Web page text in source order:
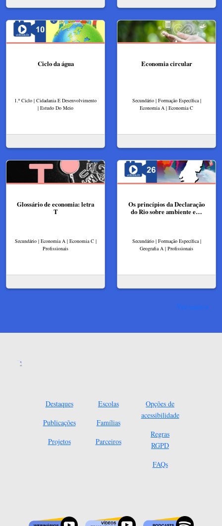
Ciclo da água
1.º Ciclo | Cidadania E Desenvolvimento
| Estudo Do Meio
Economia circular
Secundário | Formação Específica |
Economia A | Economia C
Glossário de economia: letra
T
Secundário | Economia A | Economia C |
Profissionais
Os princípios da Declaração
do Rio sobre ambiente e…
Secundário | Formação Específica |
Geografia A | Profissionais
Ver mais
Destaques
Publicações
Projetos
Escolas
Famílias
Parceiros
Opções de
acessibilidade
Regras
RGPD
FAQs